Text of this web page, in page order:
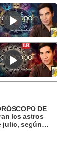
DE
los astros
julio, según